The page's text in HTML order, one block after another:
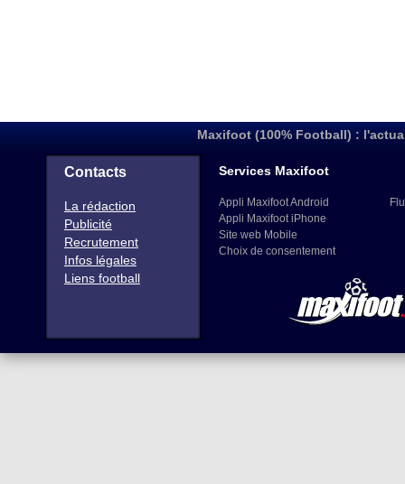
Maxifoot (100% Football) :
Contacts
La rédaction
Publicité
Recrutement
Infos légales
Liens football
Services Maxifoot
Appli Maxifoot Android
Appli Maxifoot iPhone
Site web Mobile
Choix de consentement